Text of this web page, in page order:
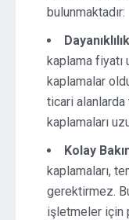
bulunmaktadır:
Dayanıklılık
kaplama fiyatı
kaplamalar
ticari
kaplamaları
Kolay
kaplamaları,
gerektirmez.
işletmeler için